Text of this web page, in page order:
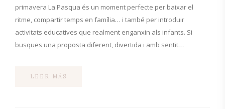
primavera La Pasqua és un moment perfecte per baixar el
ritme, compartir temps en família… i també per introduir
activitats educatives que realment enganxin als infants. Si
busques una proposta diferent, divertida i amb sentit…
LEER MÁS